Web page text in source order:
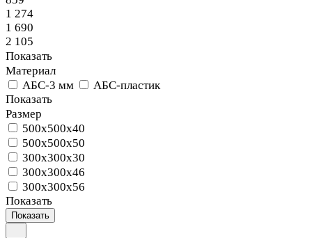
1 274
1 690
2 105
Показать
Материал
АБС-3 мм
АБС-пластик
Показать
Размер
500х500х40
500х500х50
300x300x30
300x300x46
300x300x56
Показать
Показать